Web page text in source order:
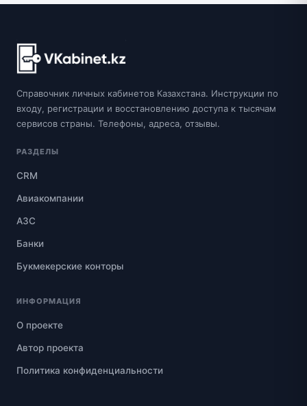
Справочник личных кабинетов Казахстана. Инструкции по
входу, регистрации и восстановлению доступа к тысячам
сервисов страны. Телефоны, адреса, отзывы.
РАЗДЕЛЫ
CRM
Авиакомпании
АЗС
Банки
Букмекерские конторы
ИНФОРМАЦИЯ
О проекте
Автор проекта
Политика конфиденциальности